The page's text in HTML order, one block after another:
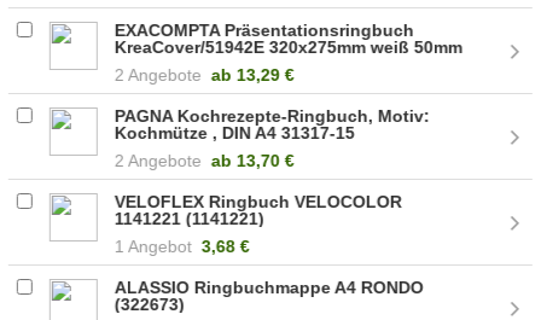
EXACOMPTA Präsentationsringbuch
KreaCover/51942E 320x275mm weiß 50mm
2 Angebote ab 13,29 €
PAGNA Kochrezepte-Ringbuch, Motiv:
Kochmütze , DIN A4 31317-15
2 Angebote ab 13,70 €
VELOFLEX Ringbuch VELOCOLOR
1141221 (1141221)
1 Angebot 3,68 €
ALASSIO Ringbuchmappe A4 RONDO
(322673)